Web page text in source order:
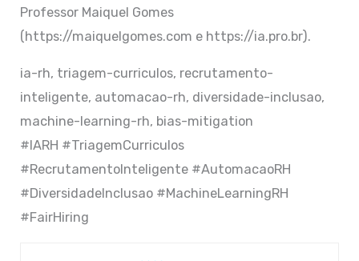
Professor Maiquel Gomes
(https://maiquelgomes.com e https://ia.pro.br).
ia-rh, triagem-curriculos, recrutamento-
inteligente, automacao-rh, diversidade-inclusao,
machine-learning-rh, bias-mitigation
#IARH #TriagemCurriculos
#RecrutamentoInteligente #AutomacaoRH
#DiversidadeInclusao #MachineLearningRH
#FairHiring